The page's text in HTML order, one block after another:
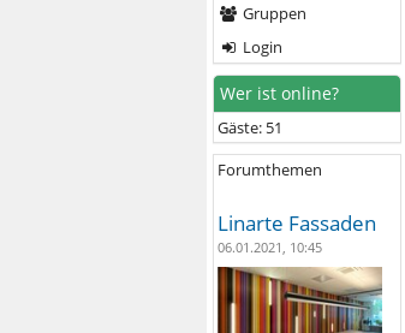
Gruppen
Login
Wer ist online?
Gäste: 51
Forumthemen
Linarte Fassaden
06.01.2021, 10:45